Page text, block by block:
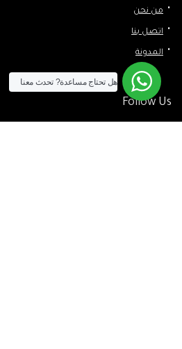
من نحن
اتصل بنا
المدونة
Follow Us
هل تحتاج مساعدة? تحدث معنا